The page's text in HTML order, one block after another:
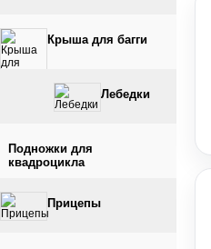
Крыша для багги
Лебедки
Подножки для
квадроцикла
Прицепы